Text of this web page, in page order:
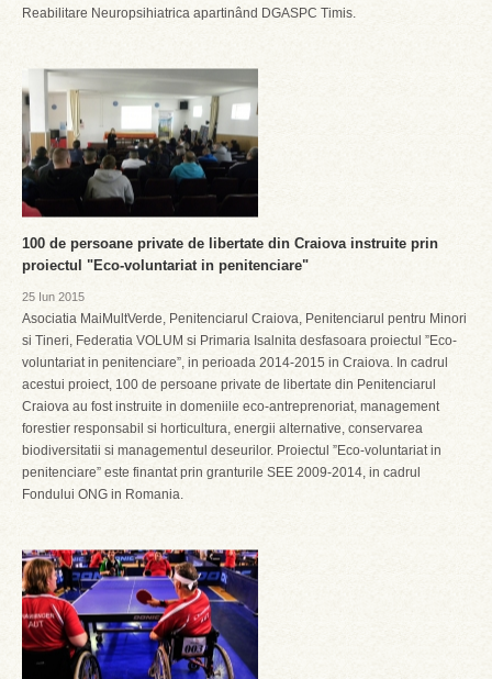
Reabilitare Neuropsihiatrica apartinând DGASPC Timis.
100 de persoane private de libertate din Craiova instruite prin
proiectul "Eco-voluntariat in penitenciare"
25 Iun 2015
Asociatia MaiMultVerde, Penitenciarul Craiova, Penitenciarul pentru Minori
si Tineri, Federatia VOLUM si Primaria Isalnita desfasoara proiectul ”Eco-
voluntariat in penitenciare”, in perioada 2014-2015 in Craiova. In cadrul
acestui proiect, 100 de persoane private de libertate din Penitenciarul
Craiova au fost instruite in domeniile eco-antreprenoriat, management
forestier responsabil si horticultura, energii alternative, conservarea
biodiversitatii si managementul deseurilor. Proiectul ”Eco-voluntariat in
penitenciare” este finantat prin granturile SEE 2009-2014, in cadrul
Fondului ONG in Romania.